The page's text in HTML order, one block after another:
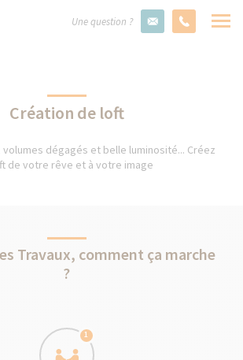
Une question ?
Création de loft
dégagés et belle luminosité... Créez
de votre rêve et à votre image
Travaux, comment ça marche
?
1